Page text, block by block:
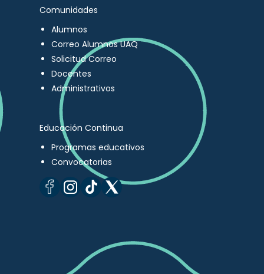
Comunidades
Alumnos
Correo Alumnos UAQ
Solicitud Correo
Docentes
Administrativos
Educación Continua
Programas educativos
Convocatorias